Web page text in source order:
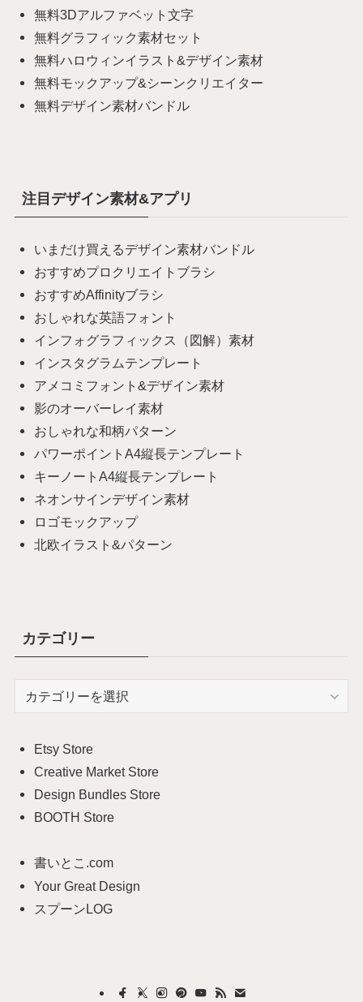
無料3Dアルファベット文字
無料グラフィック素材セット
無料ハロウィンイラスト&デザイン素材
無料モックアップ&シーンクリエイター
無料デザイン素材バンドル
注目デザイン素材&アプリ
いまだけ買えるデザイン素材バンドル
おすすめプロクリエイトブラシ
おすすめAffinityブラシ
おしゃれな英語フォント
インフォグラフィックス（図解）素材
インスタグラムテンプレート
アメコミフォント&デザイン素材
影のオーバーレイ素材
おしゃれな和柄パターン
パワーポイントA4縦長テンプレート
キーノートA4縦長テンプレート
ネオンサインデザイン素材
ロゴモックアップ
北欧イラスト&パターン
カテゴリー
リ
ー
Etsy Store
Creative Market Store
Design Bundles Store
BOOTH Store
書いとこ.com
Your Great Design
スプーンLOG